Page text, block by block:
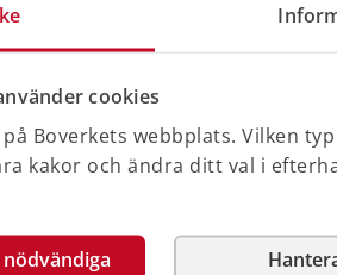
cookies
Boverkets webbplats. Vilken
kakor och ändra ditt val i
(Pdf, 122 kB)